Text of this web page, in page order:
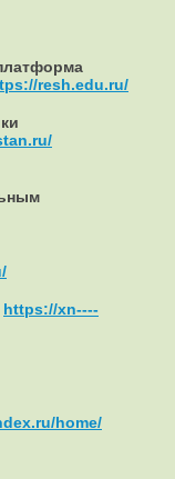
resh.edu.ru/
https://xn----
home/